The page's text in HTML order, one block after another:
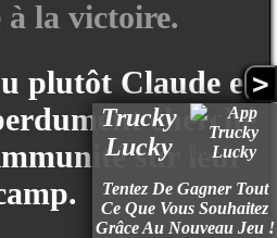
>
Trucky
Lucky
Tentez De Gagner Tout
Ce Que Vous Souhaitez
Grâce Au Nouveau Jeu !
à la victoire.
plutôt Claude et
cherché
sur leur